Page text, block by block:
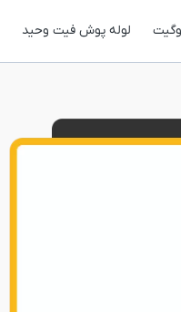
لوله پوش فیت وحید